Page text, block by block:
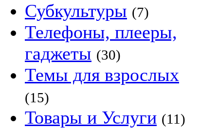
Субкультуры (7)
Телефоны, плееры,
гаджеты (30)
Темы для взрослых
(15)
Товары и Услуги (11)